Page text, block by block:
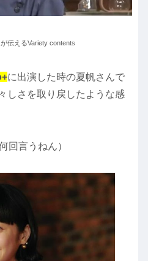
伝えるVariety contents
に出演した時の夏帆さんで
しさを取り戻したような感
回言うねん）